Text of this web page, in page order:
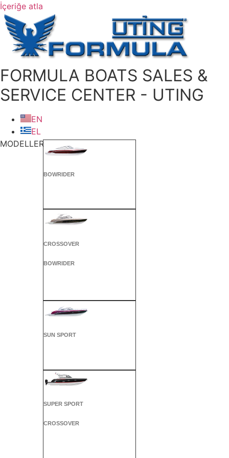
İçeriğe atla
FORMULA BOATS SALES &
SERVICE CENTER - UTING
EN
EL
MODELLER
BOWRIDER
CROSSOVER
BOWRIDER
SUN SPORT
SUPER SPORT
CROSSOVER